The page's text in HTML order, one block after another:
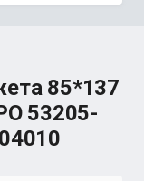
85*137
53205-